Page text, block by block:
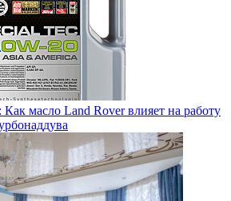
масло Land Rover влияет на работу